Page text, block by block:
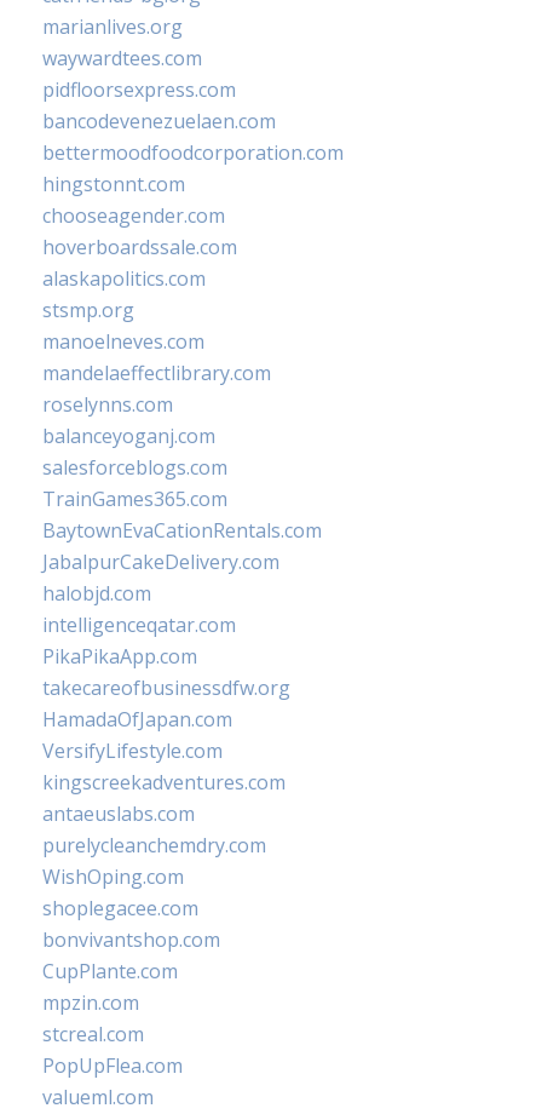
marianlives.org
waywardtees.com
pidfloorsexpress.com
bancodevenezuelaen.com
bettermoodfoodcorporation.com
hingstonnt.com
chooseagender.com
hoverboardssale.com
alaskapolitics.com
stsmp.org
manoelneves.com
mandelaeffectlibrary.com
roselynns.com
balanceyoganj.com
salesforceblogs.com
TrainGames365.com
BaytownEvaCationRentals.com
JabalpurCakeDelivery.com
halobjd.com
intelligenceqatar.com
PikaPikaApp.com
takecareofbusinessdfw.org
HamadaOfJapan.com
VersifyLifestyle.com
kingscreekadventures.com
antaeuslabs.com
purelycleanchemdry.com
WishOping.com
shoplegacee.com
bonvivantshop.com
CupPlante.com
mpzin.com
stcreal.com
PopUpFlea.com
valueml.com